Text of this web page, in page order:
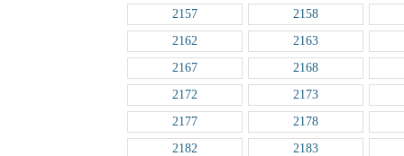
2157
2158
2162
2163
2167
2168
2172
2173
2177
2178
2182
2183